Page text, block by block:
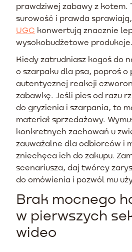
prawdziwej zabawy z kotem.
surowość i prawda
UGC konwertują znacznie
wysokobudżetowe produkcje.
Kiedy zatrudniasz kogoś do
o szarpaku dla psa, poproś o
autentycznej reakcji
zabawkę. Jeśli pies od razu
do gryzienia i szarpania, to
materiał sprzedażowy.
konkretnych zachowań u
zauważalne dla odbiorców i
zniechęca ich do zakupu.
scenariusza, daj twórcy
do omówienia i pozwól mu
Brak mocnego
w pierwszych
wideo